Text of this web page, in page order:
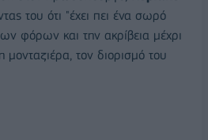
του ότι "έχει πει ένα σωρό
φόρων και την ακρίβεια μέχρι
τον διορισμό του